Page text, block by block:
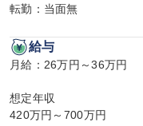
転勤：当面無
給与
月給：26万円～36万円
想定年収
420万円～700万円